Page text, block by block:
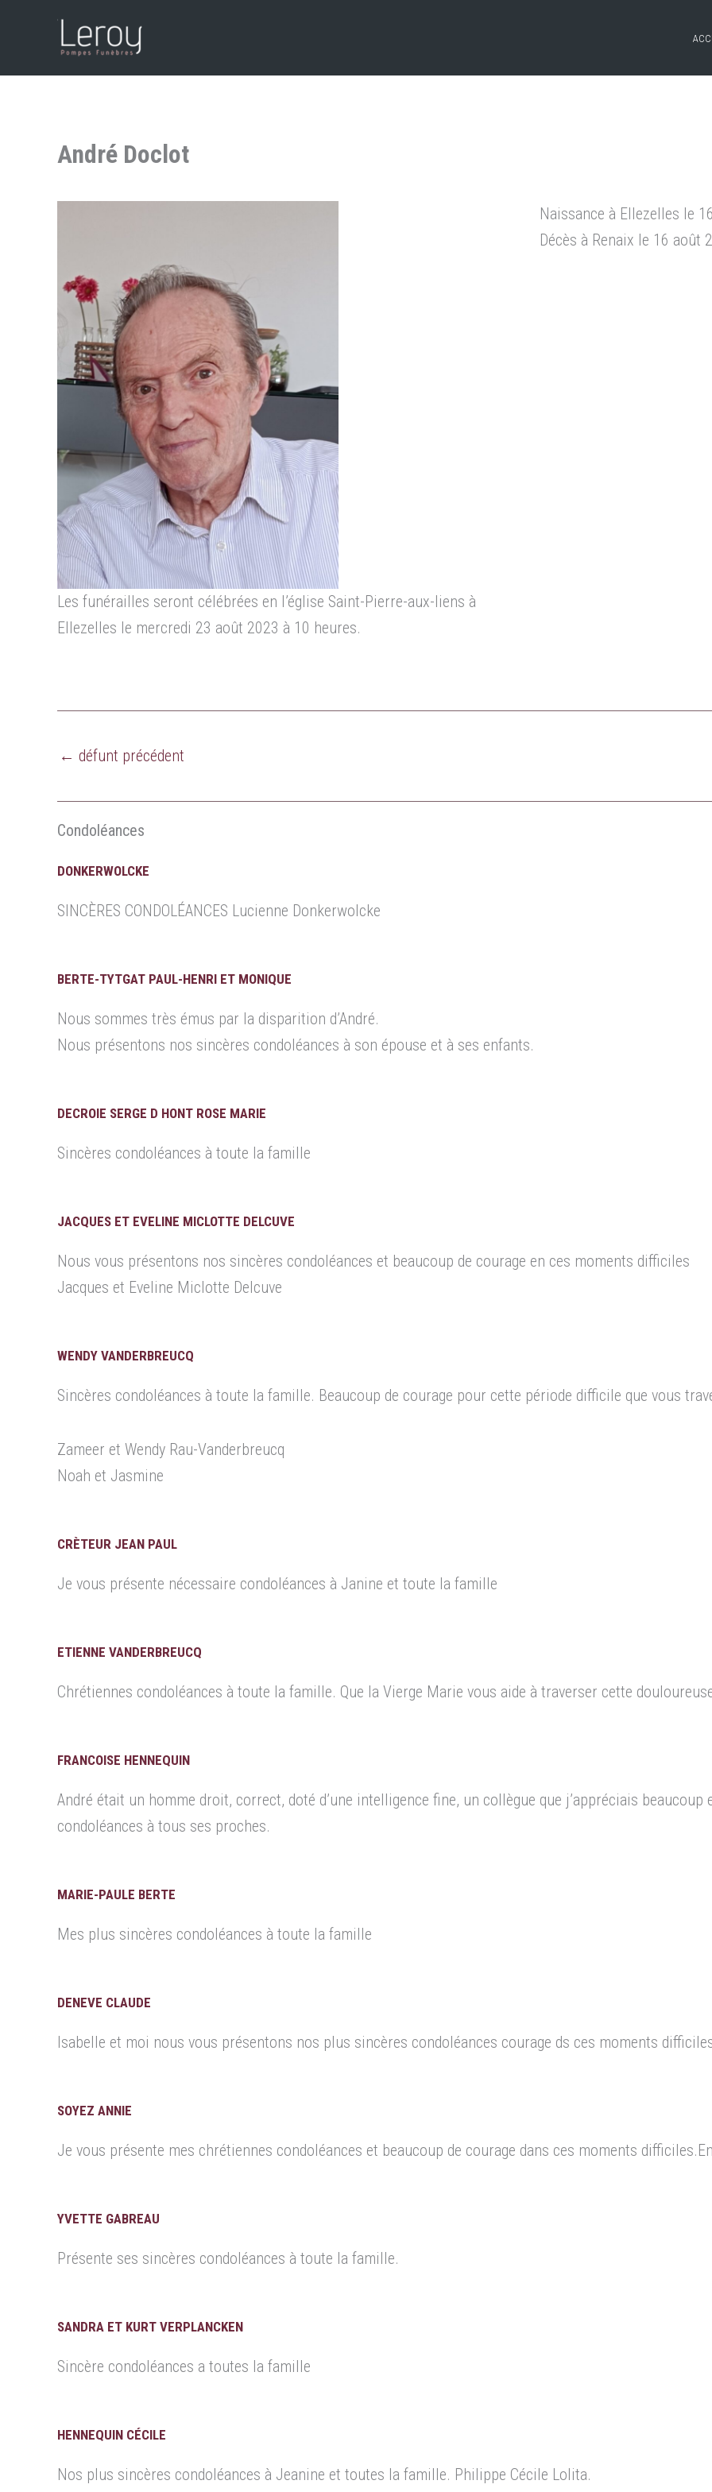
André Doclot
Les funérailles seront célébrées en l’église Saint-Pierre-aux-liens à
Ellezelles le mercredi 23 août 2023 à 10 heures.
Naissance à Ellezelles le
Décès à Renaix le 16 août
← défunt précédent
Condoléances
DONKERWOLCKE
SINCÈRES CONDOLÉANCES Lucienne Donkerwolcke
BERTE-TYTGAT PAUL-HENRI ET MONIQUE
Nous sommes très émus par la disparition d’André.
Nous présentons nos sincères condoléances à son épouse et à ses enfants.
DECROIE SERGE D HONT ROSE MARIE
Sincères condoléances à toute la famille
JACQUES ET EVELINE MICLOTTE DELCUVE
Nous vous présentons nos sincères condoléances et beaucoup de courage en ces moments difficiles
Jacques et Eveline Miclotte Delcuve
WENDY VANDERBREUCQ
Sincères condoléances à toute la famille. Beaucoup de courage pour cette période difficile que vous
Zameer et Wendy Rau-Vanderbreucq
Noah et Jasmine
CRÈTEUR JEAN PAUL
Je vous présente nécessaire condoléances à Janine et toute la famille
ETIENNE VANDERBREUCQ
Chrétiennes condoléances à toute la famille. Que la Vierge Marie vous aide à traverser cette
FRANCOISE HENNEQUIN
André était un homme droit, correct, doté d’une intelligence fine, un collègue que j’appréciais
condoléances à tous ses proches.
MARIE-PAULE BERTE
Mes plus sincères condoléances à toute la famille
DENEVE CLAUDE
Isabelle et moi nous vous présentons nos plus sincères condoléances courage ds ces moments
SOYEZ ANNIE
Je vous présente mes chrétiennes condoléances et beaucoup de courage dans ces moments
YVETTE GABREAU
Présente ses sincères condoléances à toute la famille.
SANDRA ET KURT VERPLANCKEN
Sincère condoléances a toutes la famille
HENNEQUIN CÉCILE
Nos plus sincères condoléances à Jeanine et toutes la famille. Philippe Cécile Lolita.